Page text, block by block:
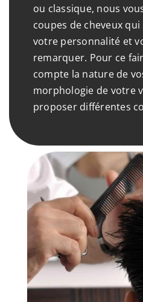
ou classique, nous
coupes de cheveux
votre personnalité et
remarquer. Pour ce
compte la nature de
morphologie de votre
proposer différentes